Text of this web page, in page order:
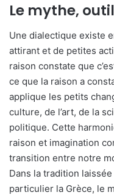
Le mythe,
Une dialectique existe
attirant et de petites
raison constate que
ce que la raison a
applique les petits
culture, de l’art, de la
politique. Cette
raison et imagination
transition entre notre
Dans la tradition
particulier la Grèce, le